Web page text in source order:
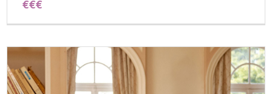
€€€